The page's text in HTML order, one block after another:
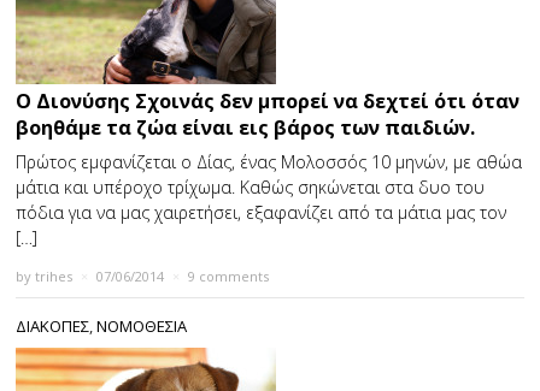
Ο Διονύσης Σχοινάς δεν μπορεί να δεχτεί ότι όταν
βοηθάμε τα ζώα είναι εις βάρος των παιδιών.
Πρώτος εμφανίζεται ο Δίας, ένας Μολοσσός 10 μηνών, με αθώα
μάτια και υπέροχο τρίχωμα. Καθώς σηκώνεται στα δυο του
πόδια για να μας χαιρετήσει, εξαφανίζει από τα μάτια μας τον
[…]
bytrihes 07/06/2014 9 comments
ΔΙΑΚΟΠΕΣ,ΝΟΜΟΘΕΣΙΑ